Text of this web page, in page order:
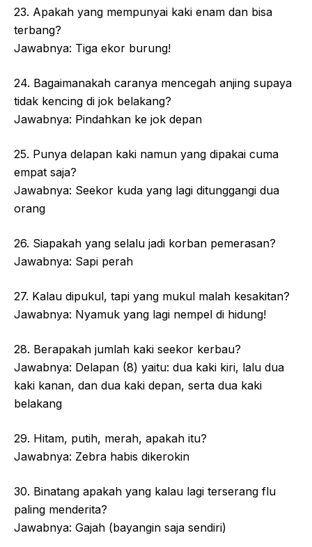
23. Apakah yang mempunyai kaki enam dan bisa
terbang?
Jawabnya: Tiga ekor burung!
24. Bagaimanakah caranya mencegah anjing supaya
tidak kencing di jok belakang?
Jawabnya: Pindahkan ke jok depan
25. Punya delapan kaki namun yang dipakai cuma
empat saja?
Jawabnya: Seekor kuda yang lagi ditunggangi dua
orang
26. Siapakah yang selalu jadi korban pemerasan?
Jawabnya: Sapi perah
27. Kalau dipukul, tapi yang mukul malah kesakitan?
Jawabnya: Nyamuk yang lagi nempel di hidung!
28. Berapakah jumlah kaki seekor kerbau?
Jawabnya: Delapan (8) yaitu: dua kaki kiri, lalu dua
kaki kanan, dan dua kaki depan, serta dua kaki
belakang
29. Hitam, putih, merah, apakah itu?
Jawabnya: Zebra habis dikerokin
30. Binatang apakah yang kalau lagi terserang flu
paling menderita?
Jawabnya: Gajah (bayangin saja sendiri)